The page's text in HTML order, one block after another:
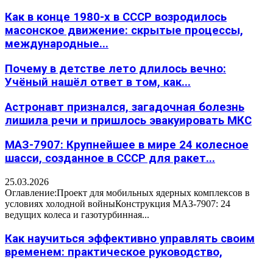
Как в конце 1980-х в СССР возродилось
масонское движение: скрытые процессы,
международные...
Почему в детстве лето длилось вечно:
Учёный нашёл ответ в том, как...
Астронавт признался, загадочная болезнь
лишила речи и пришлось эвакуировать МКС
МАЗ-7907: Крупнейшее в мире 24 колесное
шасси, созданное в СССР для ракет...
25.03.2026
Оглавление:Проект для мобильных ядерных комплексов в
условиях холодной войныКонструкция МАЗ-7907: 24
ведущих колеса и газотурбинная...
Как научиться эффективно управлять своим
временем: практическое руководство,